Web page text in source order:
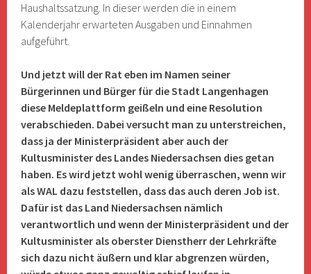
Haushaltssatzung. In dieser werden die in einem
Kalenderjahr erwarteten Ausgaben und Einnahmen
aufgeführt.
Und jetzt will der Rat eben im Namen seiner
Bürgerinnen und Bürger für die Stadt Langenhagen
diese Meldeplattform geißeln und eine Resolution
verabschieden. Dabei versucht man zu unterstreichen,
dass ja der Ministerpräsident aber auch der
Kultusminister des Landes Niedersachsen dies getan
haben. Es wird jetzt wohl wenig überraschen, wenn wir
als WAL dazu feststellen, dass das auch deren Job ist.
Dafür ist das Land Niedersachsen nämlich
verantwortlich und wenn der Ministerpräsident und der
Kultusminister als oberster Dienstherr der Lehrkräfte
sich dazu nicht äußern und klar abgrenzen würden,